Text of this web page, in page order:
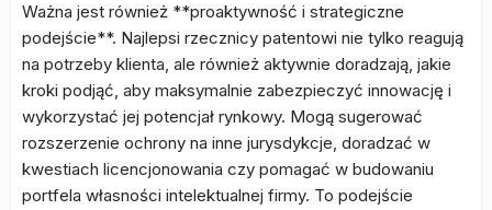
Ważna jest również **proaktywność i strategiczne
podejście**. Najlepsi rzecznicy patentowi nie tylko reagują
na potrzeby klienta, ale również aktywnie doradzają, jakie
kroki podjąć, aby maksymalnie zabezpieczyć innowację i
wykorzystać jej potencjał rynkowy. Mogą sugerować
rozszerzenie ochrony na inne jurysdykcje, doradzać w
kwestiach licencjonowania czy pomagać w budowaniu
portfela własności intelektualnej firmy. To podejście